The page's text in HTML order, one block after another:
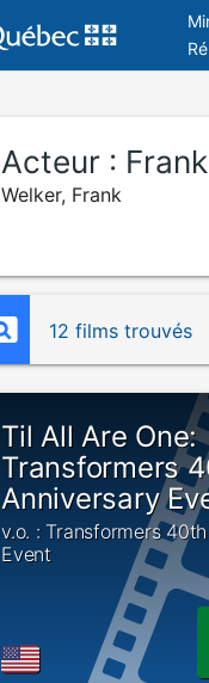
Acteur :
Welker, Frank
12 films trouvés
Til All Are One:
Transformers
Anniversary
v.o. : Transformers
Event